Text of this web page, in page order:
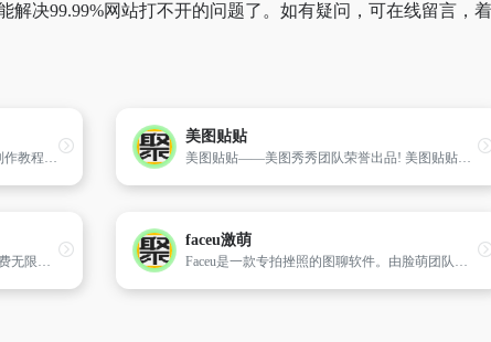
决99.99%网站打不开的问题了。如有疑问，可在线留言，
提供国内外儿童创意图片、儿童手工小制作教程以及儿童画学习,提升儿童的想象力、创造能力。
美图贴贴
美图贴贴——美图秀秀团队荣誉出品! 美图贴贴是一款专为女生设计的大头贴软件！绝对值得拥有的卖萌神器,让你的照片更加可爱生动！
专业提供图片上传,支持外链,提供高速免费无限量图片存储和外链空间。
faceu激萌
Faceu是一款专拍挫照的图聊软件。由脸萌团队制作。